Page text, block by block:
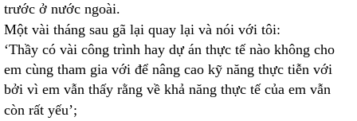
trước ở nước ngoài.
Một vài tháng sau gã lại quay lại và nói với tôi:
‘Thầy có vài công trình hay dự án thực tế nào không cho
em cùng tham gia với để nâng cao kỹ năng thực tiễn với
bởi vì em vẫn thấy rằng về khả năng thực tế của em vẫn
còn rất yếu’;